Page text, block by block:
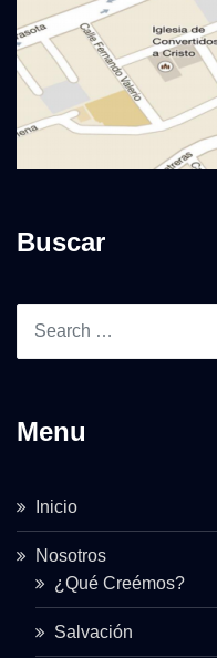
Buscar
Menu
Inicio
Nosotros
¿Qué Creémos?
Salvación